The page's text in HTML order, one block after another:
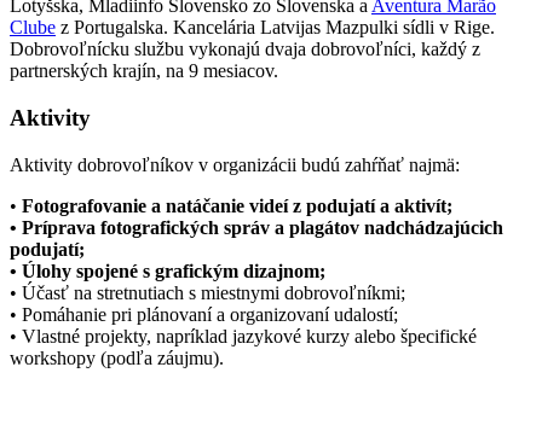
Lotyšska, Mladiinfo Slovensko zo Slovenska aAventura Marão
Clube z Portugalska. Kancelária Latvijas Mazpulki sídli v Rige.
Dobrovoľnícku službu vykonajú dvaja dobrovoľníci, každý z
partnerských krajín, na 9 mesiacov.
Aktivity
Aktivity dobrovoľníkov v organizácii budú zahŕňať najmä:
• Fotografovanie a natáčanie videí z podujatí a aktivít;
• Príprava fotografických správ a plagátov nadchádzajúcich
podujatí;
• Úlohy spojené s grafickým dizajnom;
• Účasť na stretnutiach s miestnymi dobrovoľníkmi;
• Pomáhanie pri plánovaní a organizovaní udalostí;
• Vlastné projekty, napríklad jazykové kurzy alebo špecifické
workshopy (podľa záujmu).